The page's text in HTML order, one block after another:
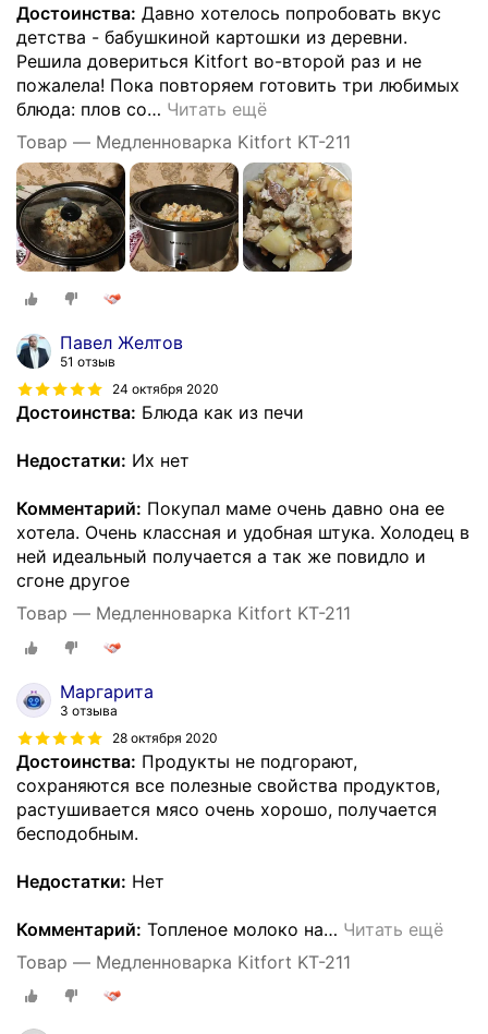
Достоинства: Давно хотелось попробовать вкус
детства - бабушкиной картошки из деревни.
Решила довериться Kitfort во-второй раз и не
пожалела! Пока повторяем готовить три любимых
блюда: плов со… Читать ещё
Товар — Медленноварка Kitfort KT-211
Павел Желтов
51 отзыв
24 октября 2020
Достоинства: Блюда как из печи
Недостатки: Их нет
Комментарий: Покупал маме очень давно она ее
хотела. Очень классная и удобная штука. Холодец в
ней идеальный получается а так же повидло и
сгоне другое
Товар — Медленноварка Kitfort KT-211
Маргарита
3 отзыва
28 октября 2020
Достоинства: Продукты не подгорают,
сохраняются все полезные свойства продуктов,
растушивается мясо очень хорошо, получается
бесподобным.
Недостатки: Нет
Комментарий: Топленое молоко на… Читать ещё
Товар — Медленноварка Kitfort KT-211